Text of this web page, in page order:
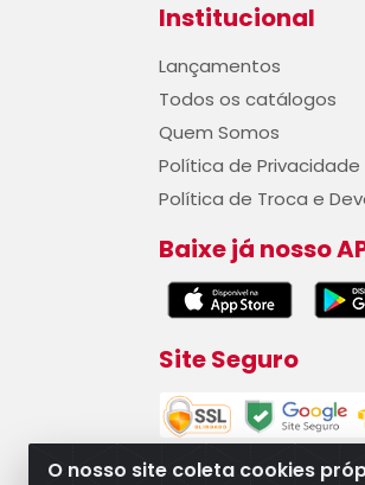
O nosso site coleta cookies
Institucional
Lançamentos
Todos os catálogos
Quem Somos
Política de Privacidade
Política de Troca e
Baixe já nosso
Site Seguro